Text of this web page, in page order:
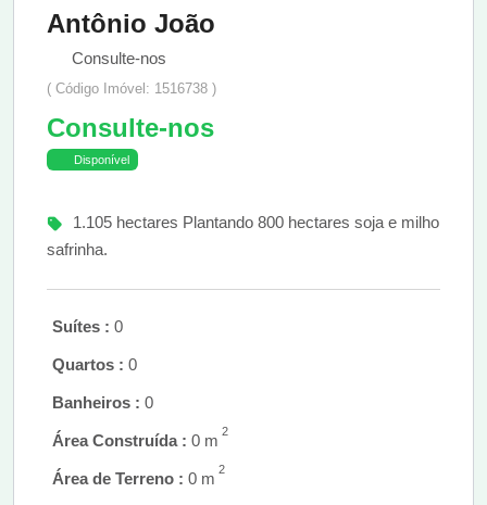
Antônio João
Consulte-nos
( Código Imóvel: 1516738 )
Consulte-nos
Disponível
1.105 hectares Plantando 800 hectares soja e milho
safrinha.
Suítes : 0
Quartos : 0
Banheiros : 0
Área Construída : 0 m 2
Área de Terreno : 0 m 2